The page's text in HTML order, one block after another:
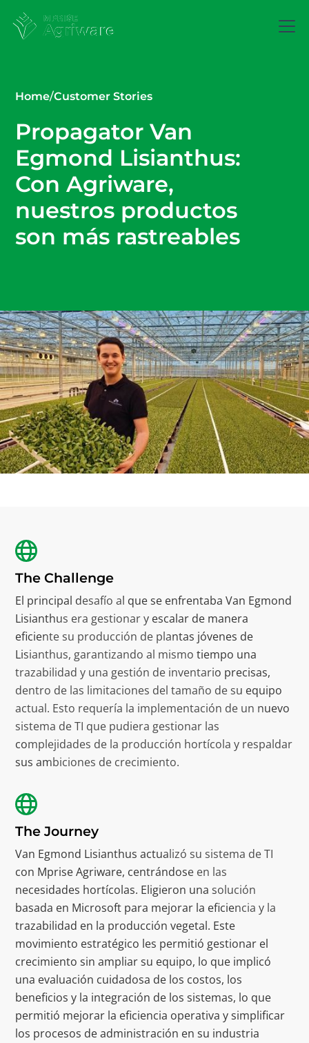
Home/Customer Stories
Propagator Van
Egmond Lisianthus:
Con Agriware,
nuestros productos
son más rastreables
The Challenge
El principal desafío al que se enfrentaba Van Egmond
Lisianthus era gestionar y escalar de manera
eficiente su producción de plantas jóvenes de
Lisianthus, garantizando al mismo tiempo una
trazabilidad y una gestión de inventario precisas,
dentro de las limitaciones del tamaño de su equipo
actual. Esto requería la implementación de un nuevo
sistema de TI que pudiera gestionar las
complejidades de la producción hortícola y respaldar
sus ambiciones de crecimiento.
The Journey
Van Egmond Lisianthus actualizó su sistema de TI
con Mprise Agriware, centrándose en las
necesidades hortícolas. Eligieron una solución
basada en Microsoft para mejorar la eficiencia y la
trazabilidad en la producción vegetal. Este
movimiento estratégico les permitió gestionar el
crecimiento sin ampliar su equipo, lo que implicó
una evaluación cuidadosa de los costos, los
beneficios y la integración de los sistemas, lo que
permitió mejorar la eficiencia operativa y simplificar
los procesos de administración en su industria